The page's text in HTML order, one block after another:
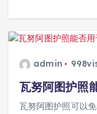
admin
瓦努阿图护照
瓦努阿图护照可以